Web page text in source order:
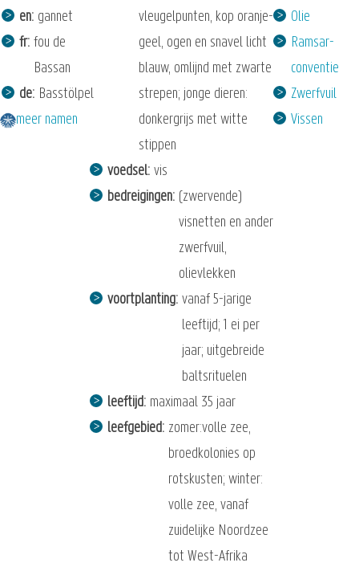
en gannet
fr fou de
Bassan
de Basstölpel
meer namen
vleugelpunten, kop oranje-
geel, ogen en snavel licht
blauw, omlijnd met zwarte
strepen; jonge dieren:
donkergrijs met witte
stippen
voedsel vis
bedreigingen (zwervende)
visnetten en ander
zwerfvuil,
olievlekken
voortplanting vanaf 5-jarige
leeftijd; 1 ei per
jaar; uitgebreide
baltsrituelen
leeftijd maximaal 35 jaar
leefgebied zomer:volle zee,
broedkolonies op
rotskusten; winter:
volle zee, vanaf
zuidelijke Noordzee
tot West-Afrika
Olie
Ramsar-
conventie
Zwerfvuil
Vissen